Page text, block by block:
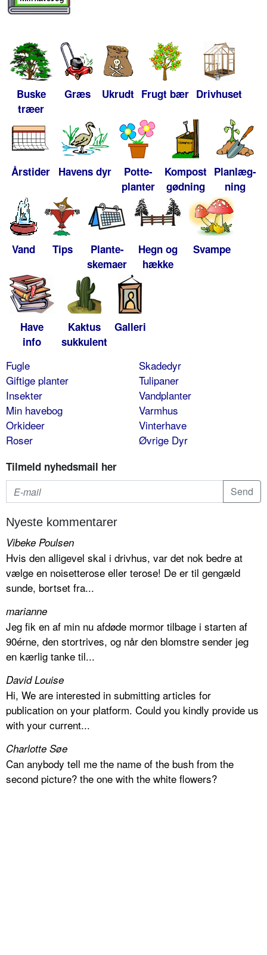
Buske
træer
Græs Ukrudt Frugt bær Drivhuset
Årstider Havens dyr
Potte-
planter
Kompost
gødning
Planlæg-
ning
Vand Tips
Plante-
skemaer
Hegn og
hække
Svampe
Have
info
Kaktus
sukkulent
Galleri
Fugle
Giftige planter
Insekter
Min havebog
Orkideer
Roser
Skadedyr
Tulipaner
Vandplanter
Varmhus
Vinterhave
Øvrige Dyr
Tilmeld nyhedsmail her
Nyeste kommentarer
Vibeke Poulsen
Hvis den alligevel skal i drivhus, var det nok bedre at
vælge en noisetterose eller terose! De er til gengæld
sunde, bortset fra...
marianne
Jeg fik en af min nu afdøde mormor tilbage i starten af
90érne, den stortrives, og når den blomstre sender jeg
en kærlig tanke til...
David Louise
Hi, We are interested in submitting articles for
publication on your platform. Could you kindly provide us
with your current...
Charlotte Søe
Can anybody tell me the name of the bush from the
second picture? the one with the white flowers?